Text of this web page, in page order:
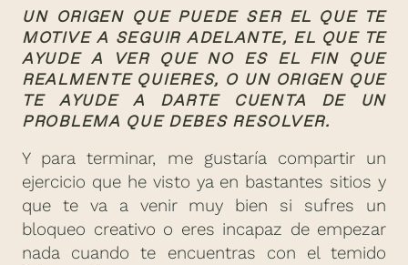
UN ORIGEN QUE PUEDE SER EL QUE TE
MOTIVE A SEGUIR ADELANTE, EL QUE TE
AYUDE A VER QUE NO ES EL FIN QUE
REALMENTE QUIERES, O UN ORIGEN QUE
TE AYUDE A DARTE CUENTA DE UN
PROBLEMA QUE DEBES RESOLVER.
Y para terminar, me gustaría compartir un
ejercicio que he visto ya en bastantes sitios y
que te va a venir muy bien si sufres un
bloqueo creativo o eres incapaz de empezar
nada cuando te encuentras con el temido